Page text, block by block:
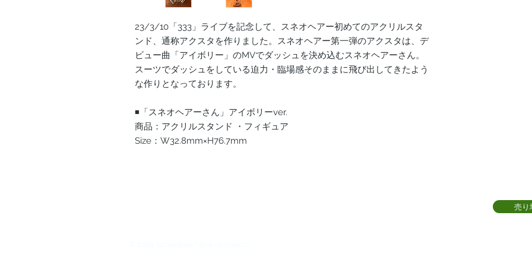
23/3/10「333」ライブを記念して、スネオヘアー初めてのアクリルスタ
ンド、通称アクスタを作りました。スネオヘアー第一弾のアクスタは、デ
ビュー曲「アイボリー」のMVでダッシュを決め込むスネオヘアーさん。
スーツでダッシュをしている迫力・臨場感そのままに飛び出してきたよう
な作りとなっております。
◾️「スネオヘアーさん」アイボリーver.
商品：アクリルスタンド ・フィギュア
Size：W32.8mm×H76.7mm
売り